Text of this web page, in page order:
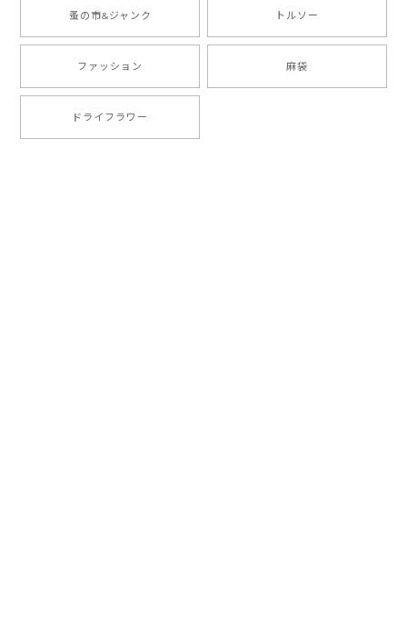
蚤の市&ジャンク トルソー
ファッション 麻袋
ドライフラワー